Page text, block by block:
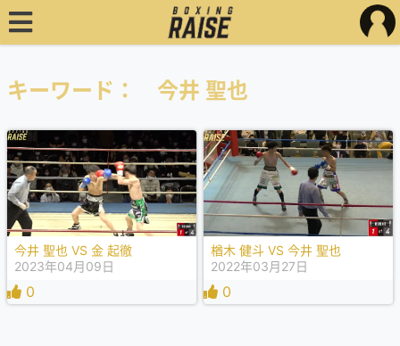
キーワード： 今井 聖也
今井 聖也 VS 金 起徹
2023年04月09日
0
楢木 健斗 VS 今井 聖也
2022年03月27日
0